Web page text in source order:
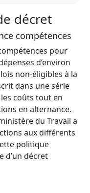
décret
compétences
pour
d’environ
non-éligibles à la
dans une série
coûts tout en
en alternance.
du Travail a
aux différents
politique
d’un décret